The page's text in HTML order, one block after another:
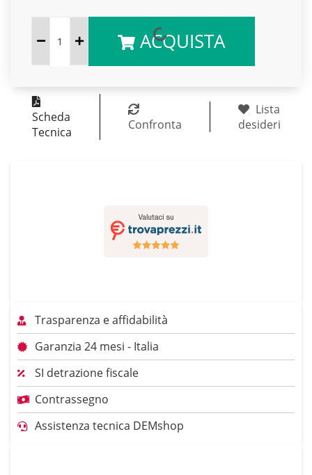
ACQUISTA
Scheda
Tecnica
Confronta
Lista
desideri
Trasparenza e affidabilità
Garanzia 24 mesi - Italia
SI detrazione fiscale
Contrassegno
Assistenza tecnica DEMshop